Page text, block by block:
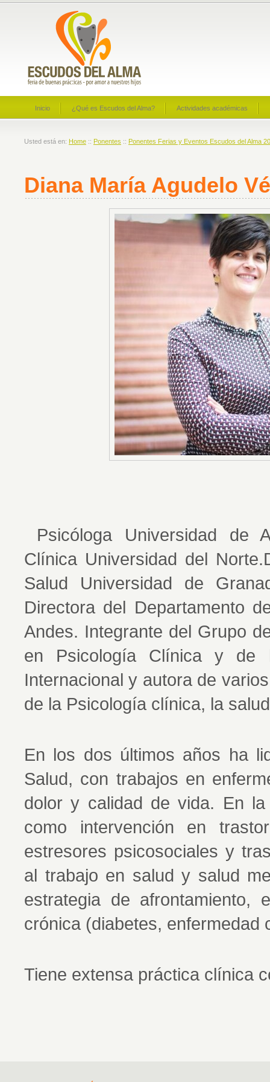
Inicio ¿Qué es Escudos del Alma? Actividades académicas
Usted está en: Home :: Ponentes :: Ponentes Ferias y Eventos Escudos del Alma
Diana María Agudelo
Psicóloga Universidad de
Clínica Universidad del
Salud Universidad de
Directora del Departamento
Andes. Integrante del Grupo
en Psicología Clínica y de
Internacional y autora de
de la Psicología clínica, la
En los dos últimos años ha
Salud, con trabajos en
dolor y calidad de vida. En
como intervención en
estresores psicosociales y
al trabajo en salud y salud
estrategia de afrontamiento,
crónica (diabetes, enfermedad
Tiene extensa práctica clínica